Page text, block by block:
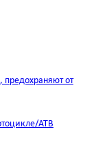
от
АТВ